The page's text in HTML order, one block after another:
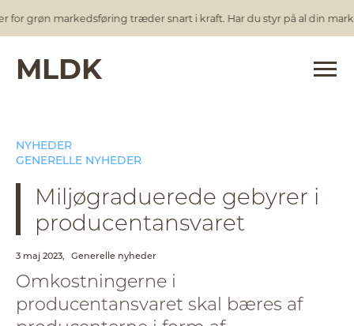
grøn markedsføring træder snart i kraft. Har du styr på al din
MLDK
NYHEDER
GENERELLE NYHEDER
Miljøgraduerede gebyrer i
producentansvaret
3 maj 2023, Generelle nyheder
Omkostningerne i
producentansvaret skal bæres af